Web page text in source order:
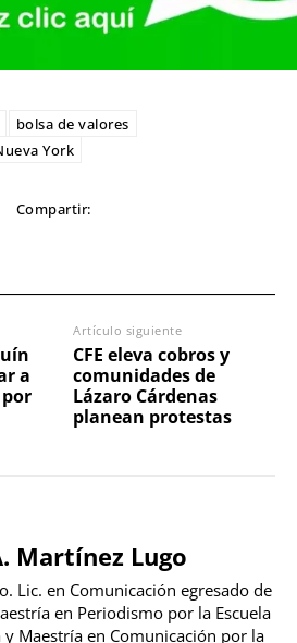
bolsa de valores
York
Compartir:
a
Artículo siguiente
CFE eleva cobros y
comunidades de
Lázaro Cárdenas
planean protestas
Martínez Lugo
Lic. en Comunicación egresado de
en Periodismo por la Escuela
y Maestría en Comunicación por la